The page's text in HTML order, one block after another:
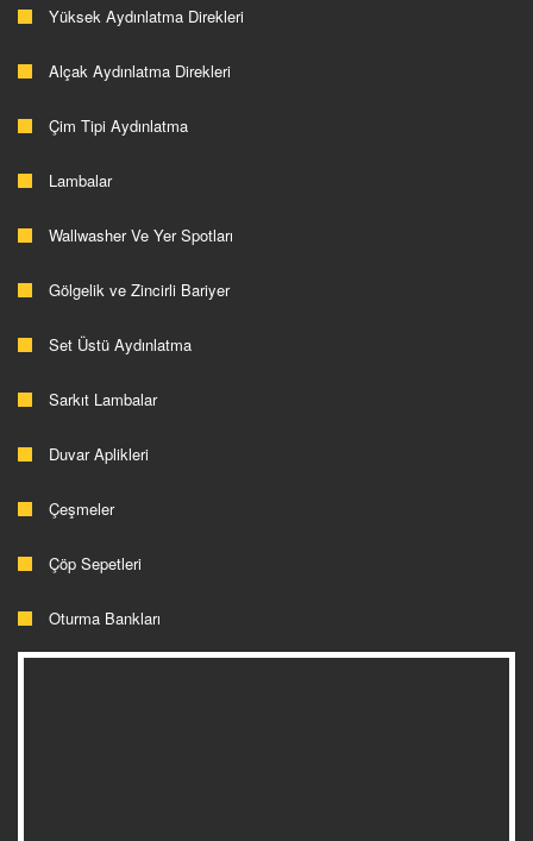
Yüksek Aydınlatma Direkleri
Alçak Aydınlatma Direkleri
Çim Tipi Aydınlatma
Lambalar
Wallwasher Ve Yer Spotları
Gölgelik ve Zincirli Bariyer
Set Üstü Aydınlatma
Sarkıt Lambalar
Duvar Aplikleri
Çeşmeler
Çöp Sepetleri
Oturma Bankları